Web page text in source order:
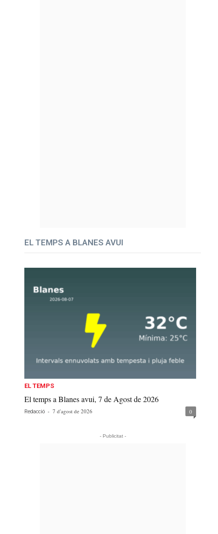
EL TEMPS A BLANES AVUI
EL TEMPS
El temps a Blanes avui, 7 de Agost de 2026
Redacció - 7 d'agost de 2026 0
- Publicitat -